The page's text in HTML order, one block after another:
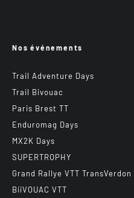
Nos événements
Trail Adventure Days
Trail Bivouac
Paris Brest TT
Enduromag Days
MX2K Days
SUPERTROPHY
Grand Rallye VTT TransVerdon
BiiVOUAC VTT